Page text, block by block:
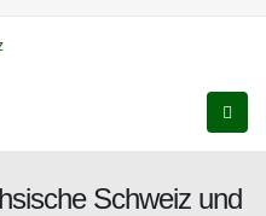
Schweiz und